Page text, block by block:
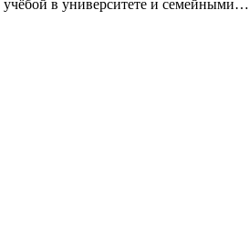
учёбой в университете и семейными…